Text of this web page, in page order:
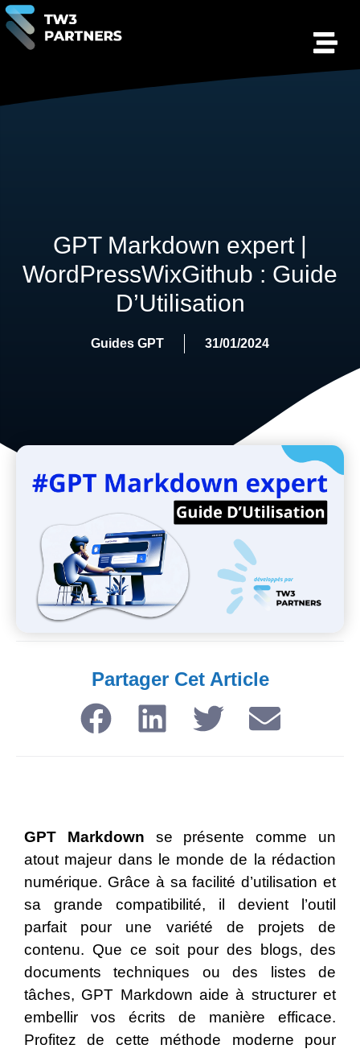
GPT Markdown expert |
WordPressWixGithub : Guide
D’Utilisation
Guides GPT 31/01/2024
Partager Cet Article​
GPT Markdown se présente comme un
atout majeur dans le monde de la rédaction
numérique. Grâce à sa facilité d’utilisation et
sa grande compatibilité, il devient l’outil
parfait pour une variété de projets de
contenu. Que ce soit pour des blogs, des
documents techniques ou des listes de
tâches, GPT Markdown aide à structurer et
embellir vos écrits de manière efficace.
Profitez de cette méthode moderne pour